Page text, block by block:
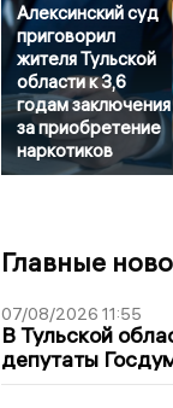
Алексинский суд
приговорил
жителя Тульской
области к 3,6
годам заключения
за приобретение
наркотиков
Главные
07/08/2026 11:55
В Тульской
депутаты